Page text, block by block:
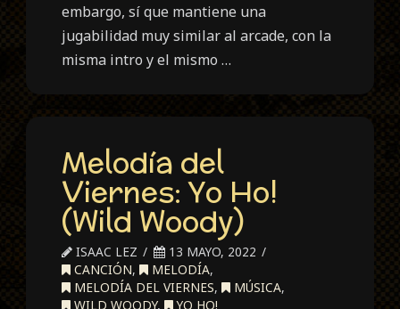
embargo, sí que mantiene una
jugabilidad muy similar al arcade, con la
misma intro y el mismo …
Melodía del
Viernes: Yo Ho!
(Wild Woody)
ISAAC LEZ
13 MAYO, 2022
CANCIÓN, MELODÍA,
MELODÍA DEL VIERNES, MÚSICA,
WILD WOODY, YO HO!